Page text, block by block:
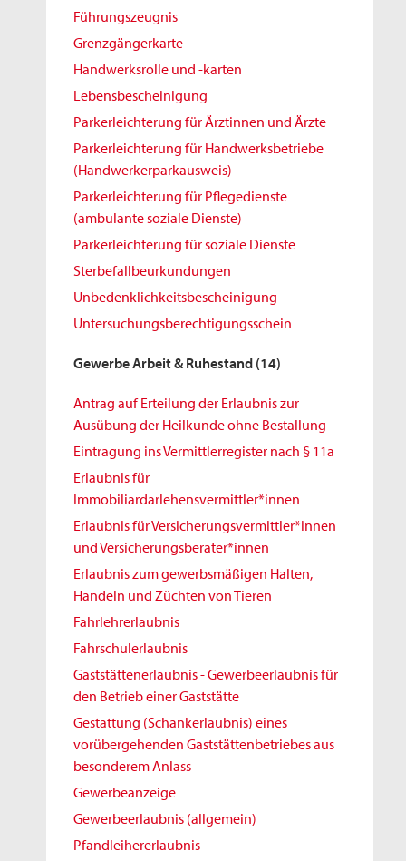
Führungszeugnis
Grenzgängerkarte
Handwerksrolle und -karten
Lebensbescheinigung
Parkerleichterung für Ärztinnen und Ärzte
Parkerleichterung für Handwerksbetriebe
(Handwerkerparkausweis)
Parkerleichterung für Pflegedienste
(ambulante soziale Dienste)
Parkerleichterung für soziale Dienste
Sterbefallbeurkundungen
Unbedenklichkeitsbescheinigung
Untersuchungsberechtigungsschein
Gewerbe Arbeit & Ruhestand (14)
Antrag auf Erteilung der Erlaubnis zur
Ausübung der Heilkunde ohne Bestallung
Eintragung ins Vermittlerregister nach § 11a
Erlaubnis für
Immobiliardarlehensvermittler*innen
Erlaubnis für Versicherungsvermittler*innen
und Versicherungsberater*innen
Erlaubnis zum gewerbsmäßigen Halten,
Handeln und Züchten von Tieren
Fahrlehrerlaubnis
Fahrschulerlaubnis
Gaststättenerlaubnis - Gewerbeerlaubnis für
den Betrieb einer Gaststätte
Gestattung (Schankerlaubnis) eines
vorübergehenden Gaststättenbetriebes aus
besonderem Anlass
Gewerbeanzeige
Gewerbeerlaubnis (allgemein)
Pfandleihererlaubnis